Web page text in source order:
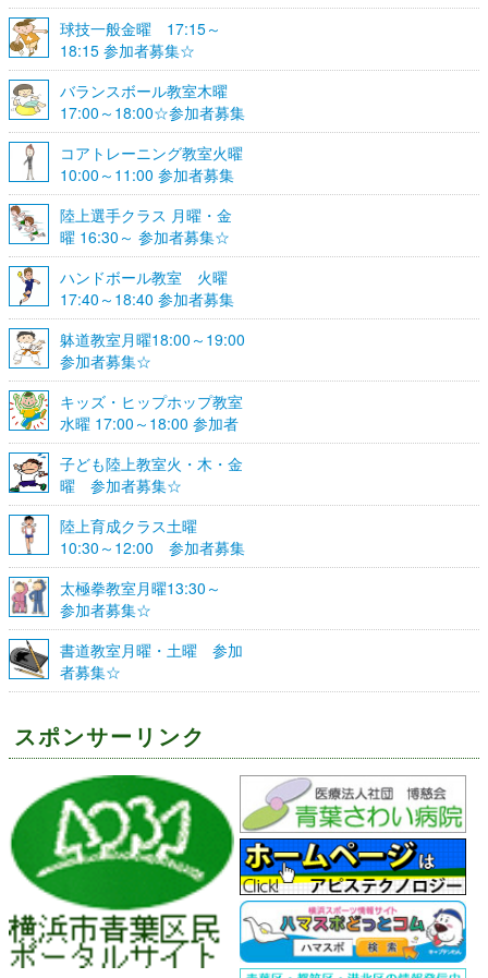
球技一般金曜 17:15～
18:15 参加者募集☆
バランスボール教室木曜
17:00～18:00☆参加者募集
☆
コアトレーニング教室火曜
10:00～11:00 参加者募集
陸上選手クラス 月曜・金
曜 16:30～ 参加者募集☆
ハンドボール教室 火曜
17:40～18:40 参加者募集
☆
躰道教室月曜18:00～19:00
参加者募集☆
キッズ・ヒップホップ教室
水曜 17:00～18:00 参加者
募集☆
子ども陸上教室火・木・金
曜 参加者募集☆
陸上育成クラス土曜
10:30～12:00 参加者募集
☆
太極拳教室月曜13:30～
参加者募集☆
書道教室月曜・土曜 参加
者募集☆
スポンサーリンク